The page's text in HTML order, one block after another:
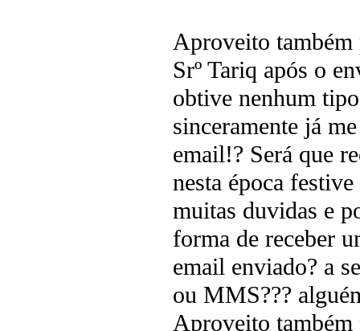
Aproveito também
Srº Tariq após o
obtive nenhum
sinceramente já
email!? Será que
nesta época
muitas duvidas e
forma de receber
email enviado? a
ou MMS???
Aproveito também